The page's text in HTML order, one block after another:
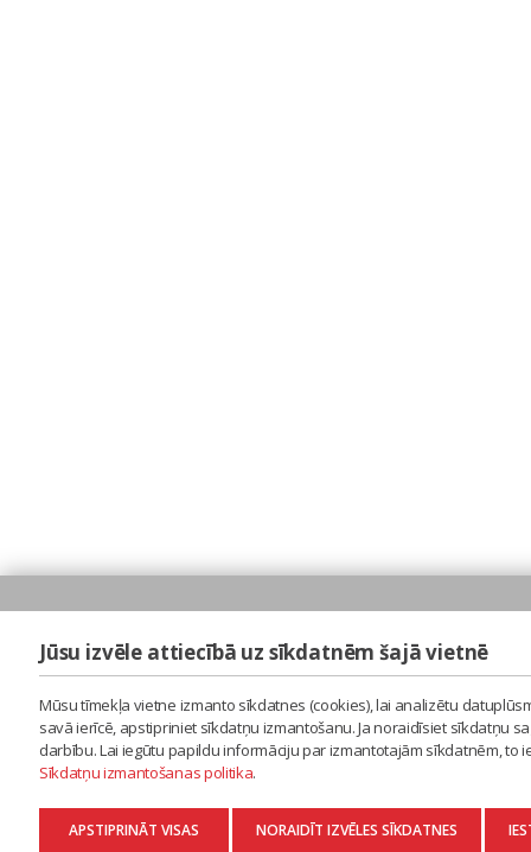
Jūsu izvēle attiecībā uz sīkdatnēm šajā vietnē
Mūsu tīmekļa vietne izmanto sīkdatnes (cookies), lai analizētu
savā ierīcē, apstipriniet sīkdatņu izmantošanu. Ja noraidīsiet sīkdatņu
darbību. Lai iegūtu papildu informāciju par izmantotajām sīkdatnēm,
Sīkdatņu izmantošanas politika.
APSTIPRINĀT VISAS NORAIDĪT IZVĒLES SĪKDATNES